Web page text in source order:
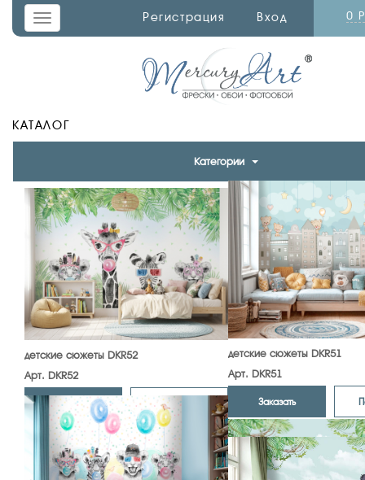
Регистрация Вход 0
Toggle
navigation
КАТАЛОГ
Категории
детские сюжеты DKR52
Арт. DKR52
Заказать Подробнее
детские сюжеты DKR51
Арт. DKR51
Заказать